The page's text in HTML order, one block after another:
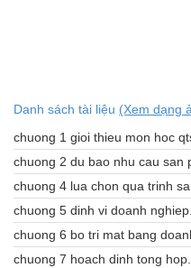
Danh sách tài liệu (Xem dạng
chuong 1 gioi thieu mon hoc
chuong 2 du bao nhu cau san
chuong 4 lua chon qua trinh
chuong 5 dinh vi doanh
chuong 6 bo tri mat bang
chuong 7 hoach dinh tong